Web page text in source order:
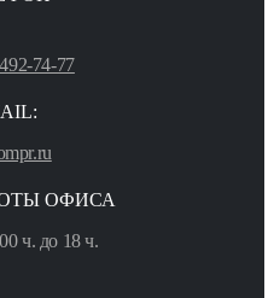
74-77
ОФИСА
ч. до 18 ч.